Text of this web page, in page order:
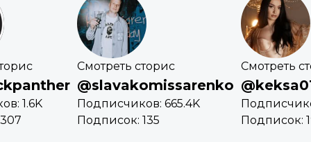
1.6K
Смотреть сторис
@slavakomissarenko
Подписчиков: 665.4K
Подписок: 135
Смотреть
Подписок: